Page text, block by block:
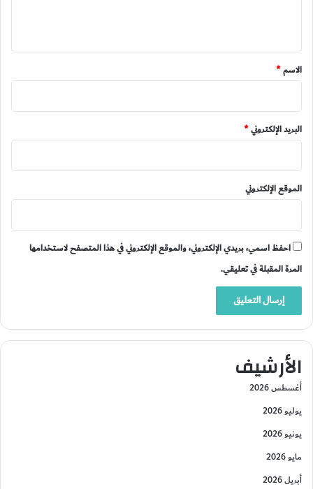
*
الاسم*
البريد الإلكتروني*
الموقع الإلكتروني
احفظ اسمي، بريدي الإلكتروني، والموقع الإلكتروني في هذا المتصفح لاستخدامها
المرة المقبلة في تعليقي.
الأرشيف
أغسطس 2026
يوليو 2026
يونيو 2026
مايو 2026
أبريل 2026